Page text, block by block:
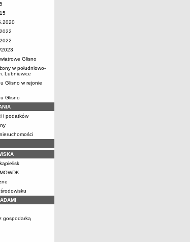
2023
Glisno
w południowo-
Lubniewice
Glisno w rejonie
Glisno
i podatków
gospodarką